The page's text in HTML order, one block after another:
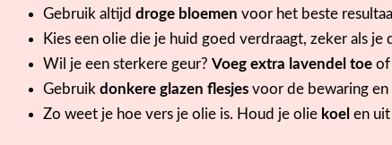
Gebruik altijd droge bloemen voor het beste
Kies een olie die je huid goed verdraagt, zeker als
Wil je een sterkere geur? Voeg extra lavendel toe of
Gebruik donkere glazen flesjes voor de bewaring en
Zo weet je hoe vers je olie is. Houd je olie koel en uit